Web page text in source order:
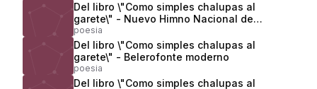
Del libro \"Como simples chalupas al
garete\" - Nuevo Himno Nacional de
Colombia
poesia
Del libro \"Como simples chalupas al
garete\" - Belerofonte moderno
poesia
Del libro \"Como simples chalupas al